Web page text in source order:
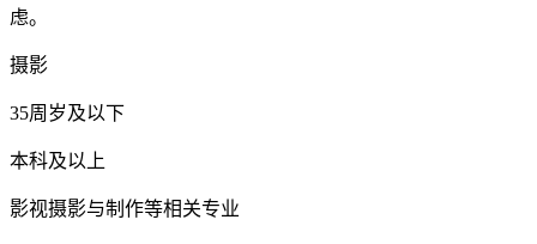
虑。
摄影
35周岁及以下
本科及以上
影视摄影与制作等相关专业